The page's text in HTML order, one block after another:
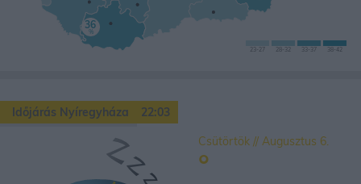
36
%
23 -27 28 -32 33 -37 38- 42
Időjárás Nyíregyháza
22:03
Csütörtök // Augusztus 6.
°